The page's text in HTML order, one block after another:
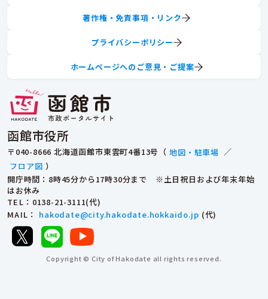
函館市役所
〒040-8666 北海道函館市東雲町4番13号（ 地図・駐車場 ／
フロア図 ）
開庁時間：8時45分から17時30分まで ※土日祝日および年末年始
はお休み
TEL ：0138-21-3111(代)
MAIL ： hakodate@city.hakodate.hokkaido.jp (代)
著作権・免責事項・リンク
プライバシーポリシー
ホームページへのご意見・ご提案
Copyright © City of Hakodate all rights reserved.